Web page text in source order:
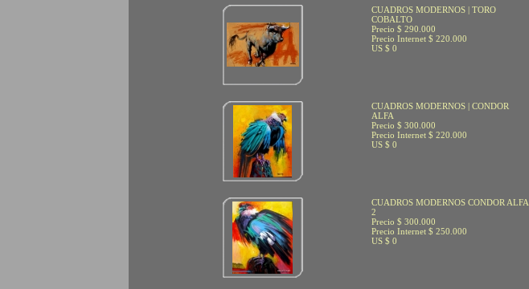
CUADROS MODERNOS | TORO
COBALTO
Precio $ 290.000
Precio Internet $ 220.000
US $ 0
CUADROS MODERNOS | CONDOR
ALFA
Precio $ 300.000
Precio Internet $ 220.000
US $ 0
CUADROS MODERNOS CONDOR ALFA
2
Precio $ 300.000
Precio Internet $ 250.000
US $ 0